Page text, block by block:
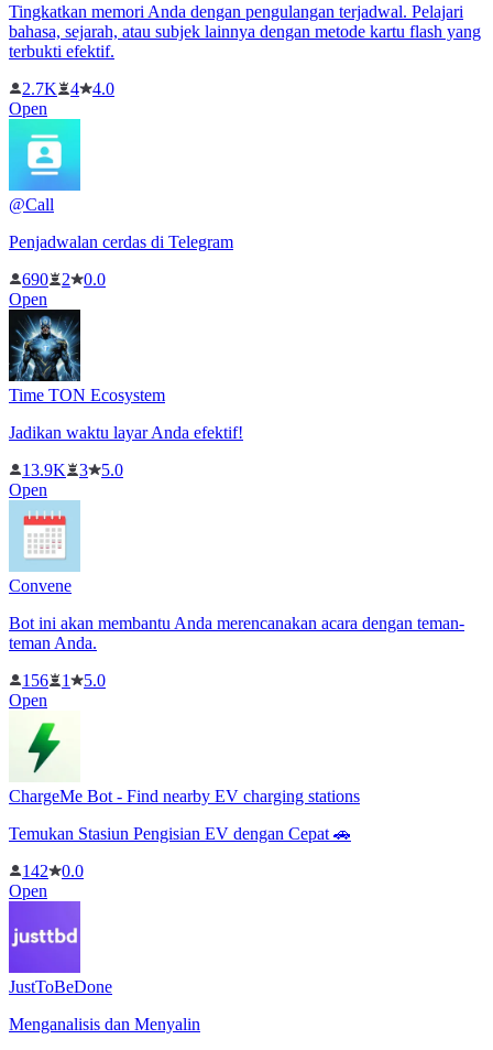
Tingkatkan memori Anda dengan pengulangan terjadwal. Pelajari
bahasa, sejarah, atau subjek lainnya dengan metode kartu flash yang
terbukti efektif.
2.7K
4
4.0
Open
@Call
Penjadwalan cerdas di Telegram
690
2
0.0
Open
Time TON Ecosystem
Jadikan waktu layar Anda efektif!
13.9K
3
5.0
Open
Convene
Bot ini akan membantu Anda merencanakan acara dengan teman-
teman Anda.
156
1
5.0
Open
ChargeMe Bot - Find nearby EV charging stations
Temukan Stasiun Pengisian EV dengan Cepat 🚗
142
0.0
Open
JustToBeDone
Menganalisis dan Menyalin